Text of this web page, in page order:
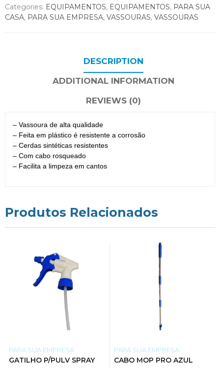
Categories: EQUIPAMENTOS, EQUIPAMENTOS, PARA SUA
CASA, PARA SUA EMPRESA, VASSOURAS, VASSOURAS
DESCRIPTION
ADDITIONAL INFORMATION
REVIEWS (0)
– Vassoura de alta qualidade
– Feita em plástico é resistente a corrosão
– Cerdas sintéticas resistentes
– Com cabo rosqueado
– Facilita a limpeza em cantos
Produtos Relacionados
PARA SUA EMPRESA
GATILHO P/PULV SPRAY
PARA SUA EMPRESA
CABO MOP PRO AZUL